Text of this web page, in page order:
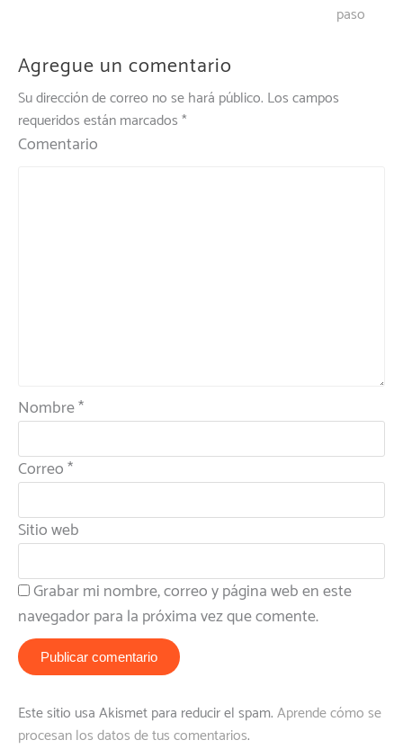
paso
Agregue un comentario
Su dirección de correo no se hará público. Los campos
requeridos están marcados*
Comentario
Nombre*
Correo*
Sitio web
Grabar mi nombre, correo y página web en este
navegador para la próxima vez que comente.
Este sitio usa Akismet para reducir el spam.Aprende cómo se
procesan los datos de tus comentarios.